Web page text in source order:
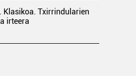
Klasikoa. Txirrindularien
irteera